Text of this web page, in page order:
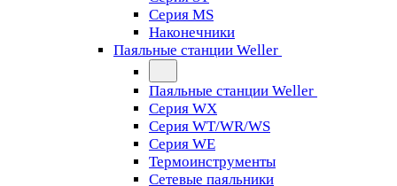
Серия MS
Наконечники
Паяльные станции Weller
Паяльные станции Weller
Серия WX
Серия WT/WR/WS
Серия WE
Термоинструменты
Сетевые паяльники